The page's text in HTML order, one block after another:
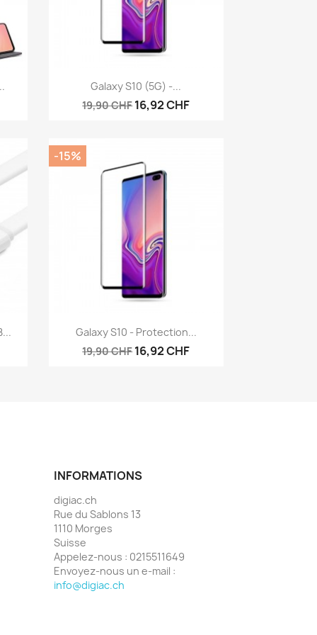
Aperçu rapide
Galaxy S10 (5G) -...
19,90 CHF16,92 CHF
Aperçu rapide
Galaxy S10 - Protection...
19,90 CHF16,92 CHF
-15%
INFORMATIONS
digiac.ch
Rue du Sablons 13
1110 Morges
Suisse
Appelez-nous : 0215511649
Envoyez-nous un e-mail :
info@digiac.ch